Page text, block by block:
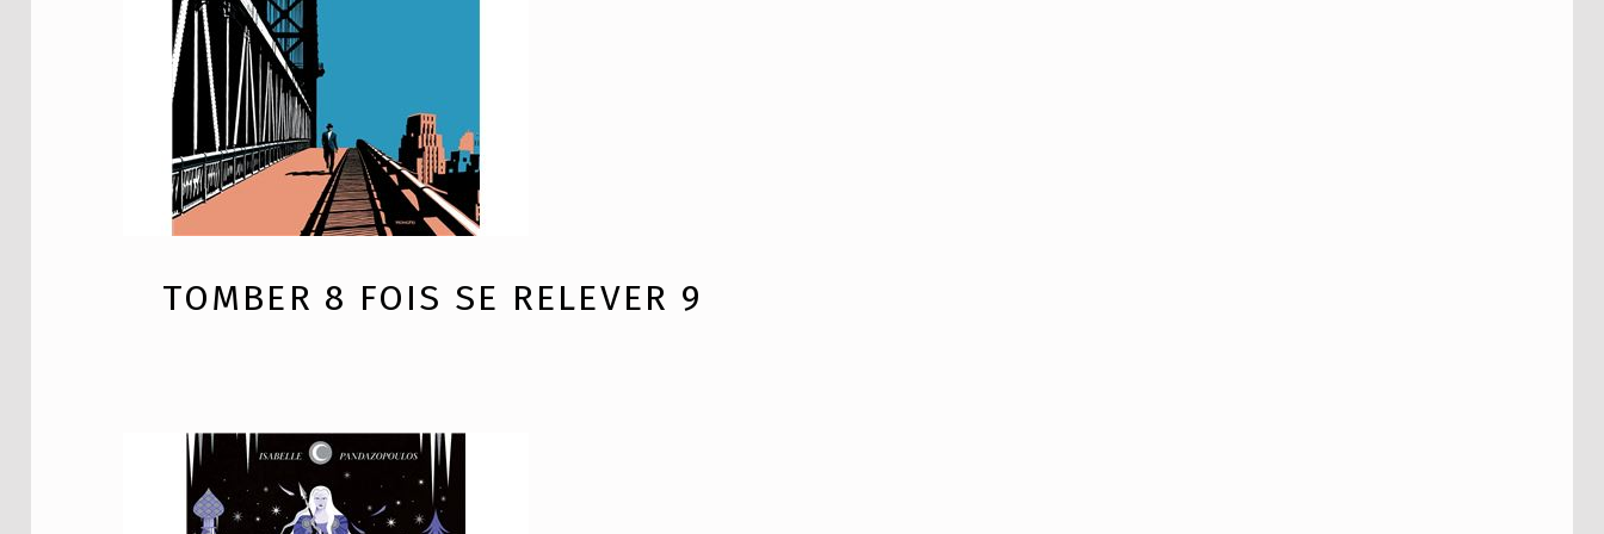
TOMBER 8 FOIS SE RELEVER 9